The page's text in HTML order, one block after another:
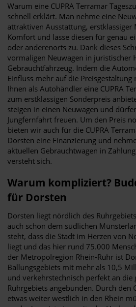
Warum eine CUPRA Terramar
schnell erklärt. Man nehme eine
attraktiven Ausstattung,
Komfort und lasse diesen für genau
oder anderenorts zu. Dank dieses
vormaligen Neuwagen in juristischer
Gebrauchtfahrzeug. Indem die
Einfluss mehr auf die
Ihnen als Autohändler eine CUPRA
zum erstklassigen Sonderpreis
steigen in einen Neuwagen und
Jungfernfahrt freuen. Um den Preis
bieten wir auch für die CUPRA
Dorsten eine Finanzierung und
aktuellen Gebrauchtwagen in
versteht sich.
Warum kompliziert?
für Dorsten
Dorsten liegt nördlich des
auch schon dem südlichen
steht, dass die Stadt im Herzen von
liegt und das hier rund 75.000
der Metropolregion Rhein-Ruhr ist
Ballungsgebiets mit mehr als 10,5
und verkehrstechnisch perfekt an die
Ruhrgebiets angebunden. Durch den
etwas weiter westlich in den Rhein